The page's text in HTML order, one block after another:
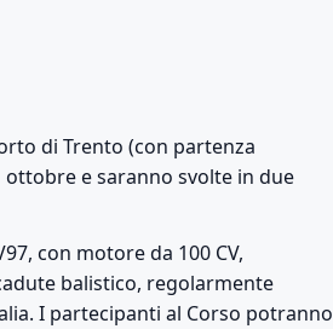
di Trento (con partenza
e saranno svolte in due
con motore da 100 CV,
balistico, regolarmente
I partecipanti al Corso potranno